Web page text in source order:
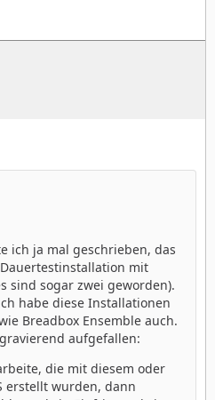
ich ja mal geschrieben, das
mit
sind sogar zwei geworden).
habe diese Installationen
Breadbox Ensemble auch.
aufgefallen:
die mit diesem oder
erstellt wurden, dann